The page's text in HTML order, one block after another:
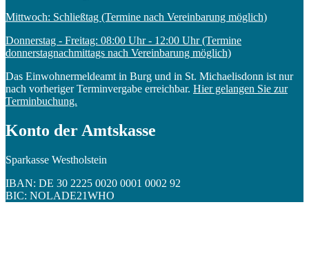
Mittwoch: Schließtag (Termine nach Vereinbarung möglich)
Donnerstag - Freitag: 08:00 Uhr - 12:00 Uhr (Termine
donnerstagnachmittags nach Vereinbarung möglich)
Das Einwohnermeldeamt in Burg und in St. Michaelisdonn ist nur
nach vorheriger Terminvergabe erreichbar. Hier gelangen Sie zur
Terminbuchung.
Konto der Amtskasse
Sparkasse Westholstein
IBAN: DE 30 2225 0020 0001 0002 92
BIC: NOLADE21WHO